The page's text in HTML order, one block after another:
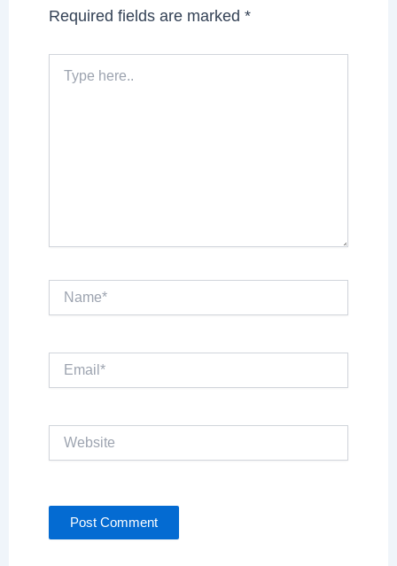
Required fields are marked*
here..